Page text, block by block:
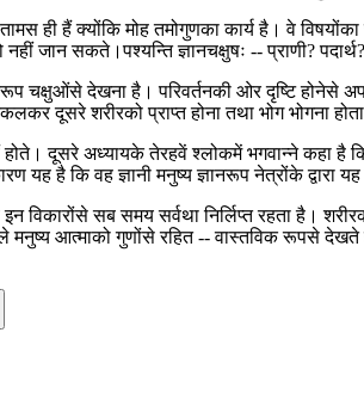
ही हैं क्योंकि मोह तमोगुणका कार्य है। वे
जान सकते।पश्यन्ति ज्ञानचक्षुषः -- प्राणी?
चक्षुओंसे देखना है। परिवर्तनकी ओर दृष्टि होनेसे
दूसरे शरीरको प्राप्त होना तथा भोग भोगना
दूसरे अध्यायके तेरहवें श्लोकमें भगवान्ने कहा है
यह है कि वह ज्ञानी मनुष्य ज्ञानरूप नेत्रोंके द्वारा
विकारोंसे सब समय सर्वथा निर्लिप्त रहता है।
मनुष्य आत्माको गुणोंसे रहित -- वास्तविक रूपसे